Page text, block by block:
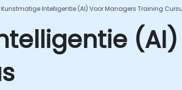
Kunstmatige Intelligentie (AI) Voor Managers Training